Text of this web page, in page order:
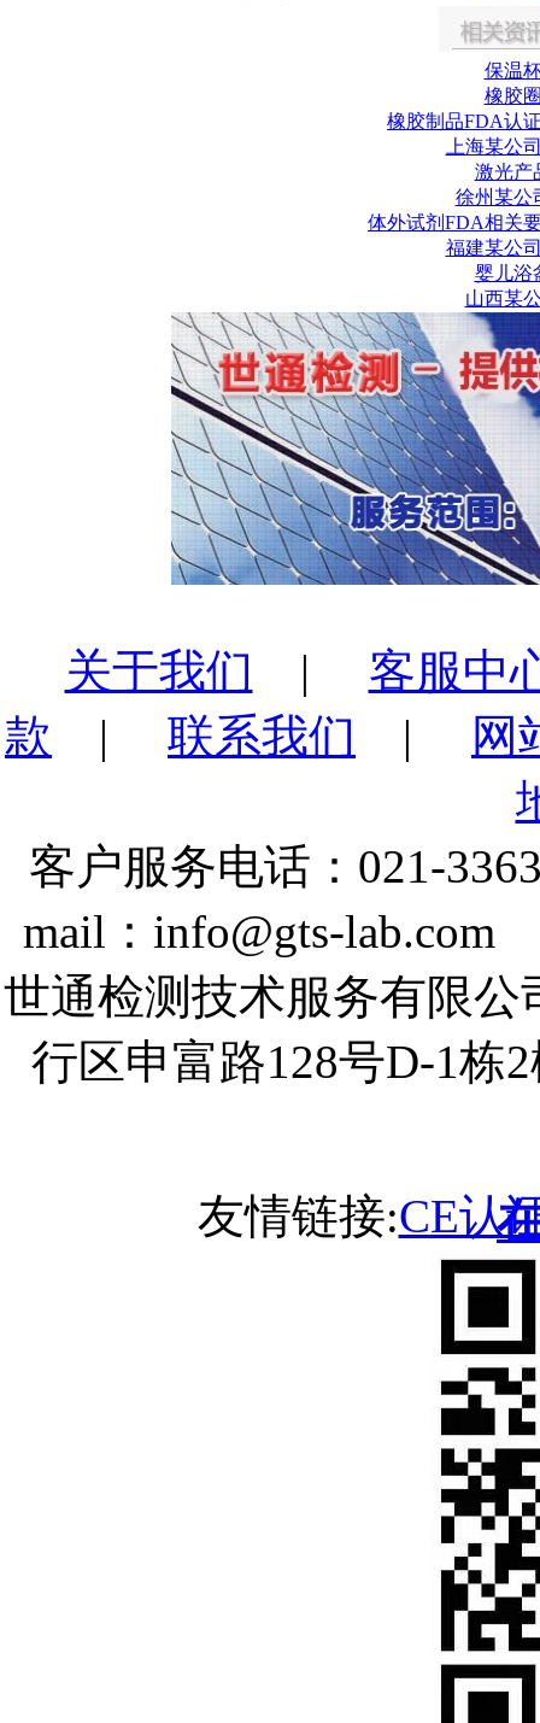
保温
橡胶
橡胶制品FDA认
上海某公
激光产
徐州某公
体外试剂FDA相关
福建某公
婴儿浴
山西某
关于我们 | 客服中
款 | 联系我们 |
网
客户服务电话：021-
mail：info@gts-
世通检测技术服务有限
行区申富路128号D-1
友情链接:CE认